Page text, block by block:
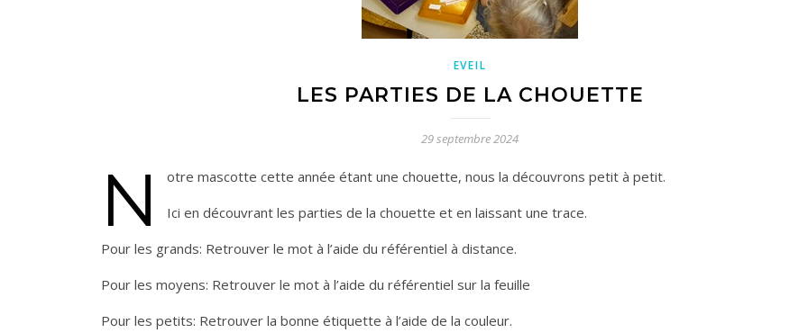
EVEIL
LES PARTIES DE LA CHOUETTE
29 septembre 2024
N
otre mascotte cette année étant une chouette, nous la découvrons petit à petit.
Ici en découvrant les parties de la chouette et en laissant une trace.
Pour les grands: Retrouver le mot à l’aide du référentiel à distance.
Pour les moyens: Retrouver le mot à l’aide du référentiel sur la feuille
Pour les petits: Retrouver la bonne étiquette à l’aide de la couleur.